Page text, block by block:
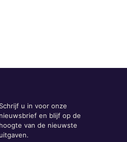
Schrijf u in voor onze
nieuwsbrief en blijf op de
hoogte van de nieuwste
uitgaven.